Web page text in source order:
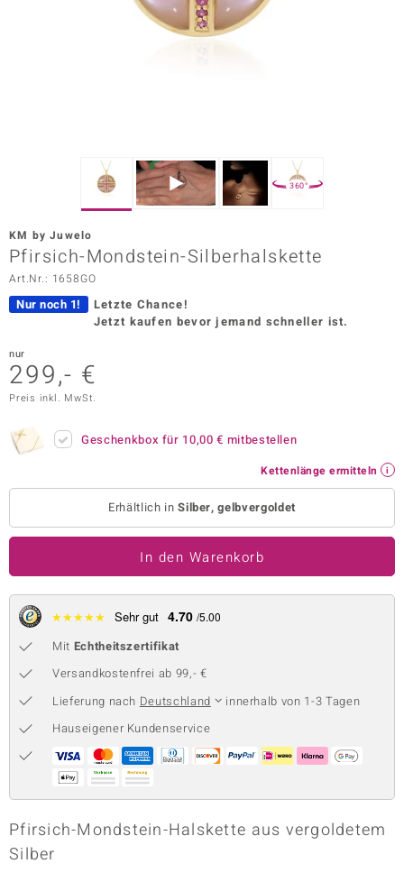
Vogue
Collection
BY DE MELO
360°
KM by Juwelo
Pfirsich-Mondstein-Silberhalskette
Art.Nr.: 1658GO
Nur noch 1!
Letzte Chance!
Jetzt kaufen bevor jemand schneller ist.
nur
299,- €
Preis inkl. MwSt.
Geschenkbox für 10,00 € mitbestellen
Kettenlänge ermitteln
Erhältlich inSilber, gelbvergoldet
In den Warenkorb
★★★★★ Sehr gut 4.70 /5.00
Mit Echtheitszertifikat
Versandkostenfrei ab 99,- €
Lieferung nach Deutschland
innerhalb von 1-3 Tagen
Hauseigener Kundenservice
Pfirsich-Mondstein-Halskette aus vergoldetem
Silber